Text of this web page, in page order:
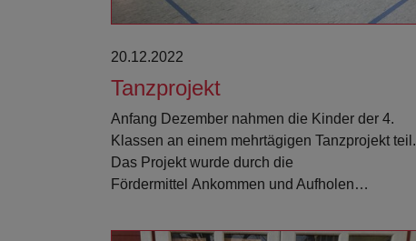
20.12.2022
Tanzprojekt
Anfang Dezember nahmen die Kinder der 4.
Klassen an einem mehrtägigen Tanzprojekt teil.
Das Projekt wurde durch die
Fördermittel Ankommen und Aufholen…